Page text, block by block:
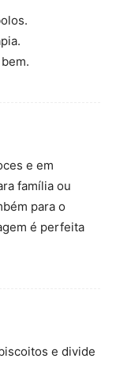
e em
família ou
para o
é perfeita
e divide